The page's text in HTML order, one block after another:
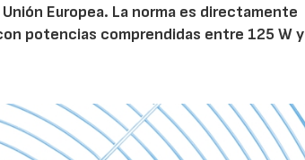
Europea. La norma es directamente
potencias comprendidas entre 125 W y
30/07/2026